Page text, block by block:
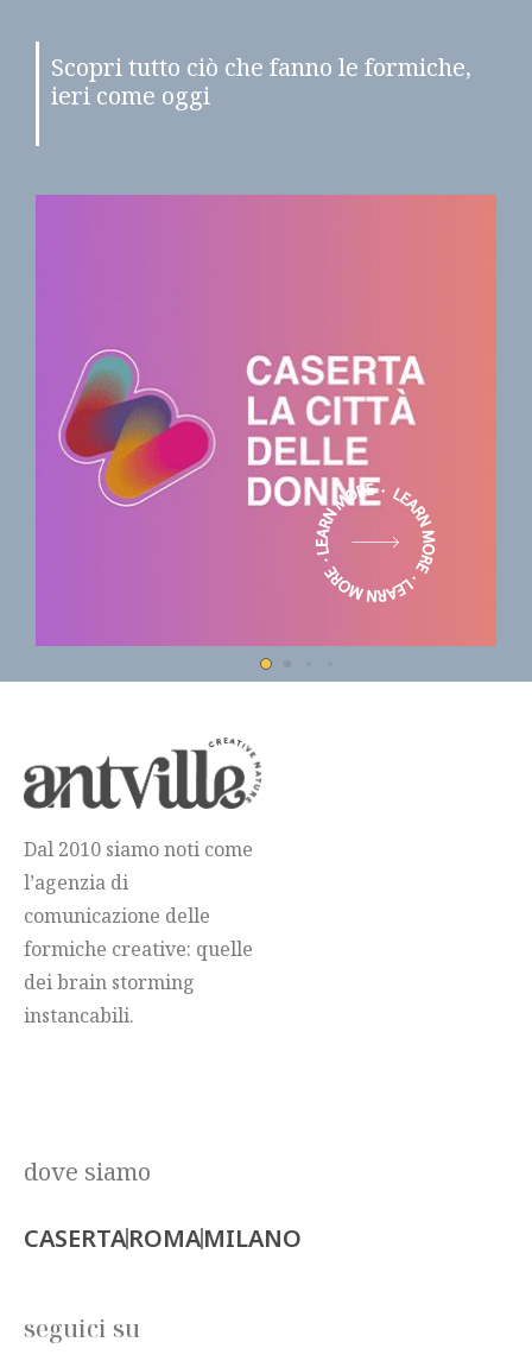
Scopri tutto ciò che fanno le formiche,
ieri come oggi
Dal 2010 siamo noti come
l’agenzia di
comunicazione delle
formiche creative: quelle
dei brain storming
instancabili.
dove siamo
CASERTAROMAMILANO
seguici su